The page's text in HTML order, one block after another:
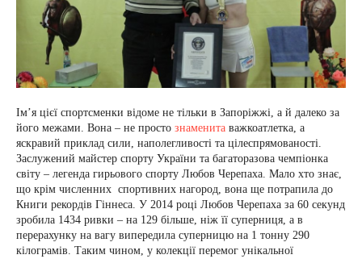
Ім’я цієї спортсменки відоме не тільки в Запоріжжі, а й далеко за
його межами. Вона – не просто знаменита важкоатлетка, а
яскравий приклад сили, наполегливості та цілеспрямованості.
Заслужений майстер спорту України та багаторазова чемпіонка
світу – легенда гирьового спорту Любов Черепаха. Мало хто знає,
що крім численних спортивних нагород, вона ще потрапила до
Книги рекордів Гіннеса. У 2014 році Любов Черепаха за 60 секунд
зробила 1434 ривки – на 129 більше, ніж її суперниця, а в
перерахунку на вагу випередила суперницю на 1 тонну 290
кілограмів. Таким чином, у колекції перемог унікальної